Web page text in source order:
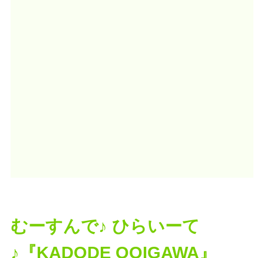
むーすんで♪ ひらいーて
♪『KADODE OOIGAWA』